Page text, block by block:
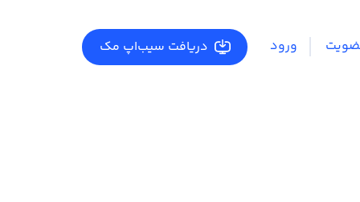
ورود دریافت سیب‌اپ مک